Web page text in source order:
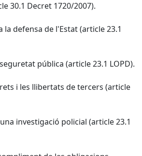
30.1 Decret 1720/2007).
la defensa de l'Estat (article 23.1
pública (article 23.1 LOPD).
i les llibertats de tercers (article
investigació policial (article 23.1